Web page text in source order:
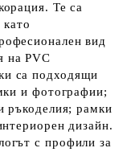
Те са
вид
на PVC
са подходящи
и фотографии;
ръкоделия; рамки
дизайн.
с профили за